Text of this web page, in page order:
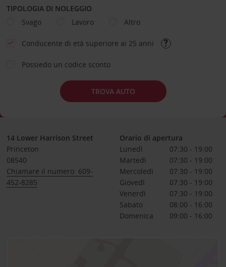
TIPOLOGIA DI NOLEGGIO
Svago
Lavoro Altro
Conducente di età superiore ai 25 anni
Possiedo un codice sconto
TROVA AUTO
14 Lower Harrison Street
Princeton
08540
Chiamare il numero: 609-
452-8285
Orario di apertura
Lunedì
07:30 - 19:00
Martedì
07:30 - 19:00
Mercoledì
07:30 - 19:00
Giovedì
07:30 - 19:00
Venerdì
07:30 - 19:00
Sabato
08:00 - 16:00
Domenica
09:00 - 16:00